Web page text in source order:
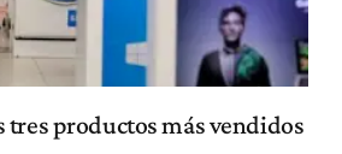
tres productos más vendidos